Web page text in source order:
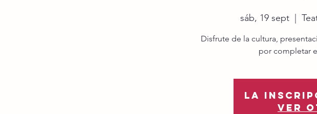
sáb, 19 sept
Disfrute de la cultura,
por completar
La
Ver